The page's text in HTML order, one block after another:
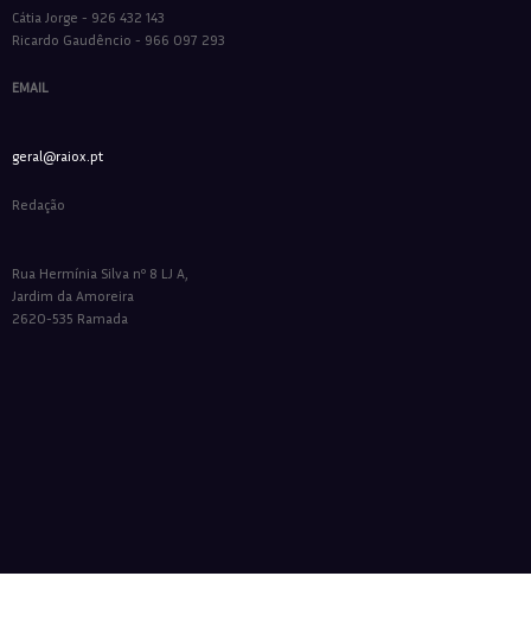
Cátia Jorge - 926 432 143
Ricardo Gaudêncio - 966 097 293
EMAIL
geral@raiox.pt
Redação
Rua Hermínia Silva nº 8 LJ A,
Jardim da Amoreira
2620-535 Ramada